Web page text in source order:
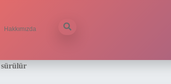
Hakkımızda
sürülür